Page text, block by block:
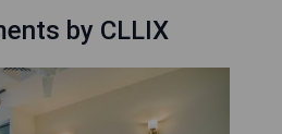
by CLLIX